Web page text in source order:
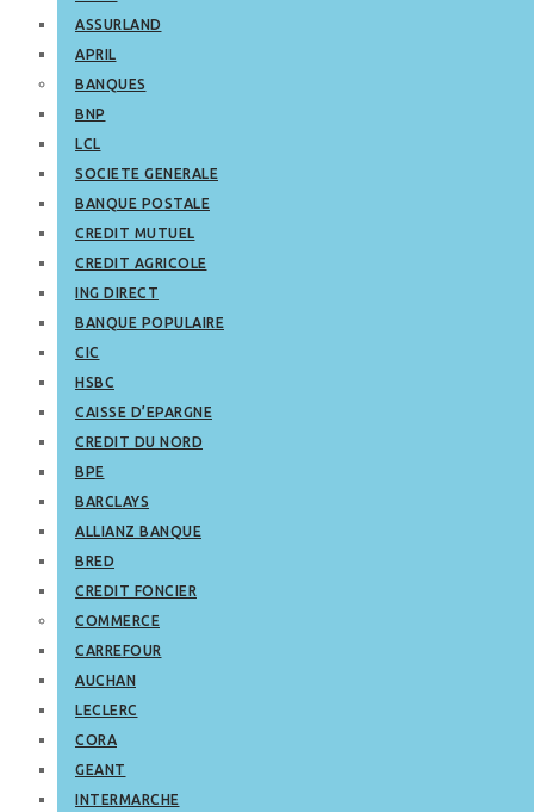
ASSURLAND
APRIL
BANQUES
BNP
LCL
SOCIETE GENERALE
BANQUE POSTALE
CREDIT MUTUEL
CREDIT AGRICOLE
ING DIRECT
BANQUE POPULAIRE
CIC
HSBC
CAISSE D’EPARGNE
CREDIT DU NORD
BPE
BARCLAYS
ALLIANZ BANQUE
BRED
CREDIT FONCIER
COMMERCE
CARREFOUR
AUCHAN
LECLERC
CORA
GEANT
INTERMARCHE